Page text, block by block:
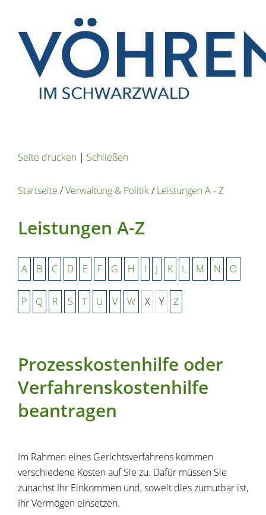
Seite drucken | Schließen
Startseite /Verwaltung & Politik/Leistungen A - Z
Leistungen A-Z
A B C D E F G H I J K L M N O
P Q R S T U V W X Y Z
Prozesskostenhilfe oder
Verfahrenskostenhilfe
beantragen
Im Rahmen eines Gerichtsverfahrens kommen
verschiedene Kosten auf Sie zu. Dafür müssen Sie
zunächst Ihr Einkommen und, soweit dies zumutbar ist,
Ihr Vermögen einsetzen.